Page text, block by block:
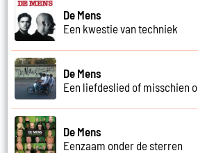
De Mens
Een kwestie van techniek
De Mens
Een liefdeslied of misschien
De Mens
Eenzaam onder de sterren